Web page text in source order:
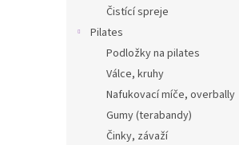
Čistící spreje
Pilates
Podložky na pilates
Válce, kruhy
Nafukovací míče, overbally
Gumy (terabandy)
Činky, závaží